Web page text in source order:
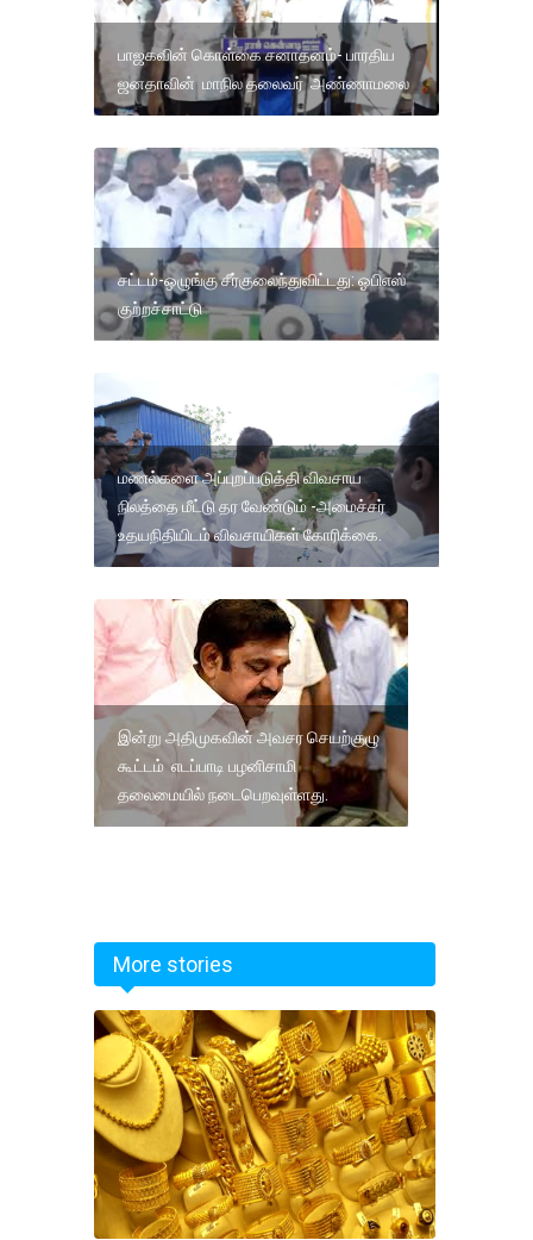
பாஜகவின் கொள்கை சனாதனம்- பாரதிய
ஜனதாவின் மாநில தலைவர் அண்ணாமலை
சட்டம்-ஒழுங்கு சீர்குலைந்துவிட்டது: ஓபிஎஸ்
குற்றச்சாட்டு
மணல்களை அப்புறப்படுத்தி விவசாய
நிலத்தை மீட்டு தர வேண்டும் -அமைச்சர்
உதயநிதியிடம் விவசாயிகள் கோரிக்கை.
இன்று அதிமுகவின் அவசர செயற்குழு
கூட்டம் எடப்பாடி பழனிசாமி
தலைமையில் நடைபெறவுள்ளது.
More stories